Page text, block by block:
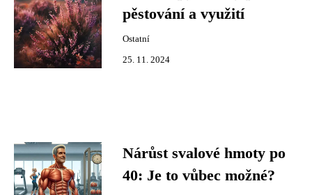
pěstování a využití
Ostatní
25. 11. 2024
Nárůst svalové hmoty po
40: Je to vůbec možné?